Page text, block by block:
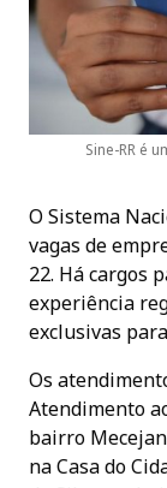
Sine-RR é
O Sistema
vagas de
22. Há cargos
experiência
exclusivas
Os
Atendimento
bairro
na Casa do